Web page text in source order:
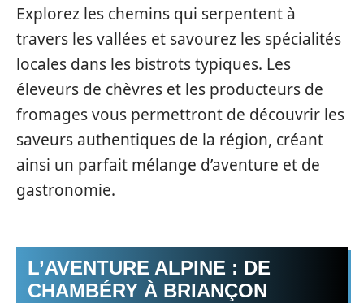
Explorez les chemins qui serpentent à
travers les vallées et savourez les spécialités
locales dans les bistrots typiques. Les
éleveurs de chèvres et les producteurs de
fromages vous permettront de découvrir les
saveurs authentiques de la région, créant
ainsi un parfait mélange d’aventure et de
gastronomie.
L’AVENTURE ALPINE : DE
CHAMBÉRY À BRIANÇON